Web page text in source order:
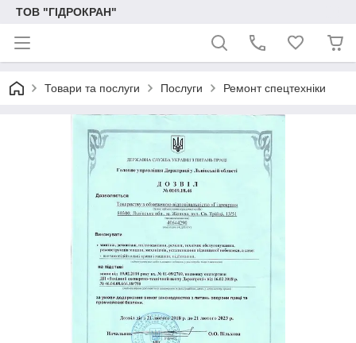
ТОВ "ГІДРОКРАН"
Товари та послуги Послуги Ремонт спецтехніки